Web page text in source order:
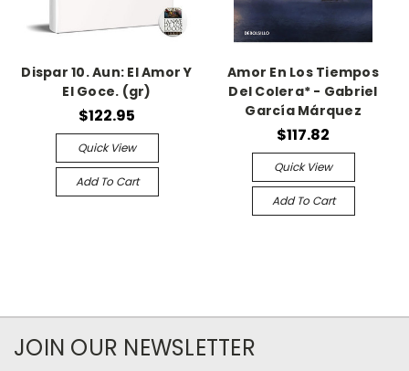
Dispar 10. Aun: El Amor Y
El Goce. (gr)
$122.95
Quick View
Add To Cart
Amor En Los Tiempos
Del Colera* - Gabriel
García Márquez
$117.82
Quick View
Add To Cart
JOIN OUR NEWSLETTER